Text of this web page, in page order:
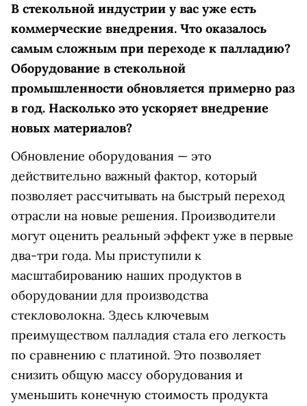
В стекольной индустрии у вас уже есть
коммерческие внедрения. Что оказалось
самым сложным при переходе к палладию?
Оборудование в стекольной
промышленности обновляется примерно раз
в год. Насколько это ускоряет внедрение
новых материалов?
Обновление оборудования — это
действительно важный фактор, который
позволяет рассчитывать на быстрый переход
отрасли на новые решения. Производители
могут оценить реальный эффект уже в первые
два-три года. Мы приступили к
масштабированию наших продуктов в
оборудовании для производства
стекловолокна. Здесь ключевым
преимуществом палладия стала его легкость
по сравнению с платиной. Это позволяет
снизить общую массу оборудования и
уменьшить конечную стоимость продукта